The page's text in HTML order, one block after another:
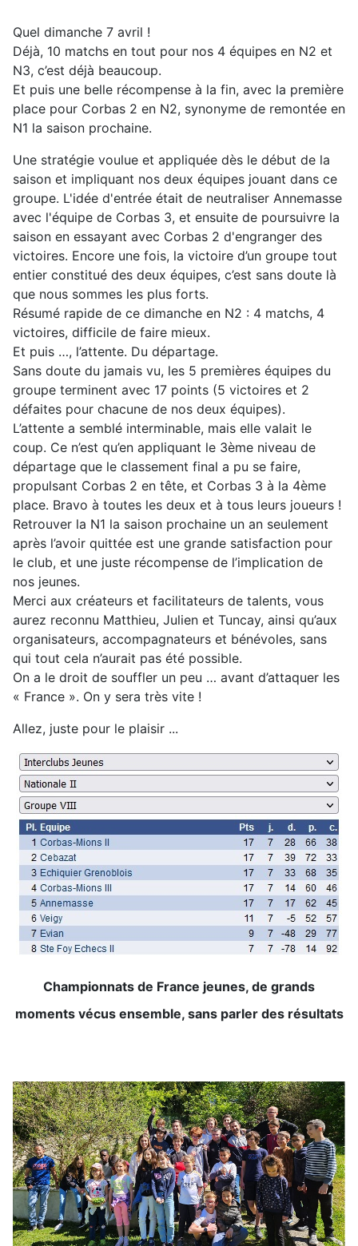
Quel dimanche 7 avril !
Déjà, 10 matchs en tout pour nos 4 équipes en N2 et
N3, c’est déjà beaucoup.
Et puis une belle récompense à la fin, avec la première
place pour Corbas 2 en N2, synonyme de remontée en
N1 la saison prochaine.
Une stratégie voulue et appliquée dès le début de la
saison et impliquant nos deux équipes jouant dans ce
groupe. L'idée d'entrée était de neutraliser Annemasse
avec l'équipe de Corbas 3, et ensuite de poursuivre la
saison en essayant avec Corbas 2 d'engranger des
victoires. Encore une fois, la victoire d’un groupe tout
entier constitué des deux équipes, c’est sans doute là
que nous sommes les plus forts.
Résumé rapide de ce dimanche en N2 : 4 matchs, 4
victoires, difficile de faire mieux.
Et puis …, l’attente. Du départage.
Sans doute du jamais vu, les 5 premières équipes du
groupe terminent avec 17 points (5 victoires et 2
défaites pour chacune de nos deux équipes).
L’attente a semblé interminable, mais elle valait le
coup. Ce n’est qu’en appliquant le 3ème niveau de
départage que le classement final a pu se faire,
propulsant Corbas 2 en tête, et Corbas 3 à la 4ème
place. Bravo à toutes les deux et à tous leurs joueurs !
Retrouver la N1 la saison prochaine un an seulement
après l’avoir quittée est une grande satisfaction pour
le club, et une juste récompense de l’implication de
nos jeunes.
Merci aux créateurs et facilitateurs de talents, vous
aurez reconnu Matthieu, Julien et Tuncay, ainsi qu’aux
organisateurs, accompagnateurs et bénévoles, sans
qui tout cela n’aurait pas été possible.
On a le droit de souffler un peu … avant d’attaquer les
« France ». On y sera très vite !
Allez, juste pour le plaisir ...
Championnats de France jeunes, de grands
moments vécus ensemble, sans parler des résultats